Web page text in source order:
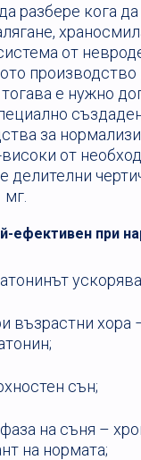
разбере кога
от
е нужно
за
от
делителни
ефективен при
възрастни хора
сън;
на съня –
на нормата;